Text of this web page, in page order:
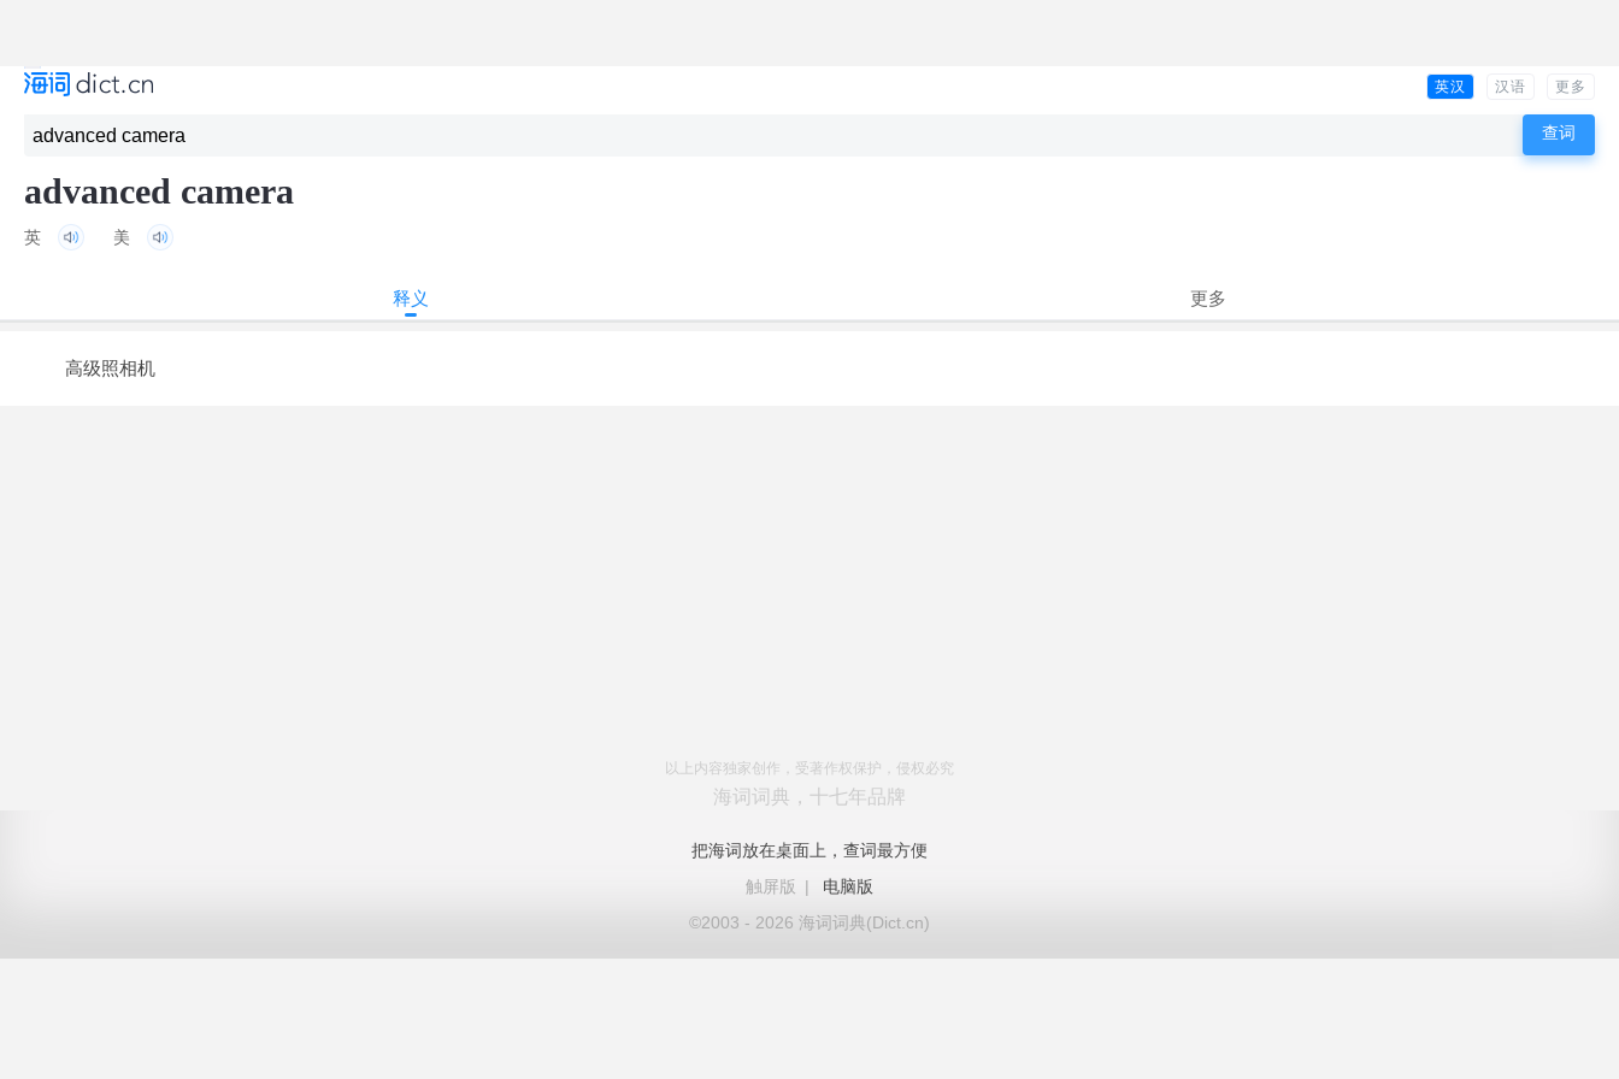
英汉 汉语 更多
advanced camera
英 美
释义 更多
高级照相机
以上内容独家创作，受著作权保护，侵权必究
海词词典，十七年品牌
把海词放在桌面上，查词最方便
触屏版
|
电脑版
©2003 - 2026 海词词典(Dict.cn)